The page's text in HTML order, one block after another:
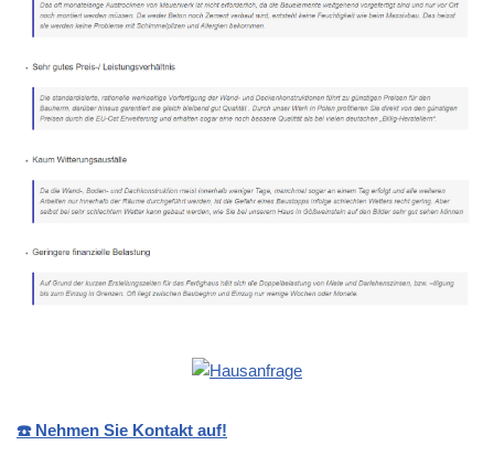
☎️ Nehmen Sie Kontakt auf!